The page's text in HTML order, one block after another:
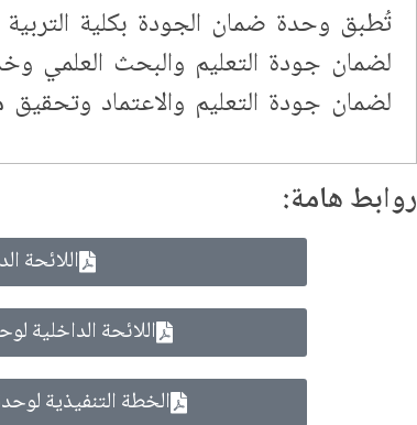
تُطبق وحدة ضمان الجودة بكلية
لضمان جودة التعليم والبحث العلمي
لضمان جودة التعليم والاعتماد وتحقيق
روابط هامة:
اللائحة
اللائحة الداخلية
الخطة التنفيذية